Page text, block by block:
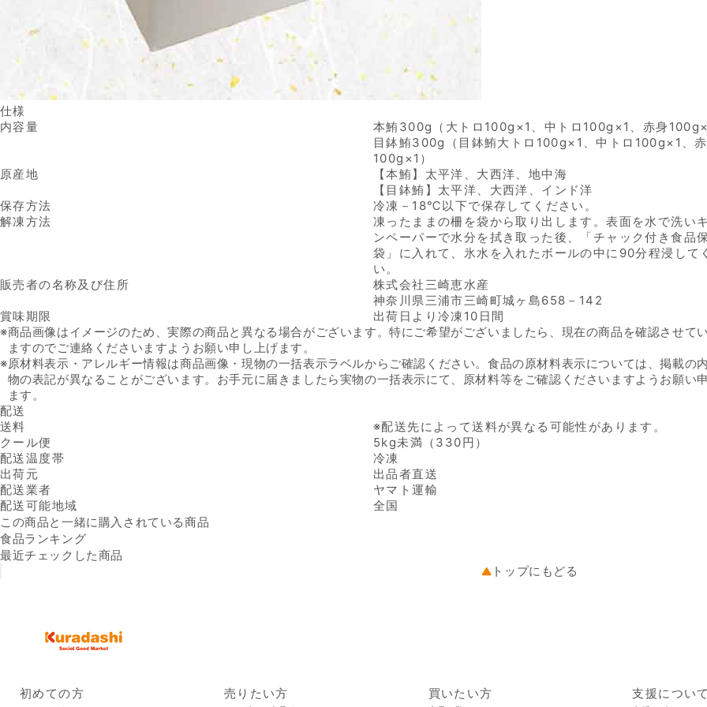
仕様
内容量
本鮪300g（大トロ100g×1、中トロ100g×1、赤身
目鉢鮪300g（目鉢鮪大トロ100g×1、中トロ100g×1、
100g×1）
原産地
【本鮪】太平洋、大西洋、地中海
【目鉢鮪】太平洋、大西洋、インド洋
保存方法
冷凍－18℃以下で保存してください。
解凍方法
凍ったままの柵を袋から取り出します。表面を水で洗い
ンペーパーで水分を拭き取った後、「チャック付き食品
袋」に入れて、氷水を入れたボールの中に90分程浸して
い。
販売者の名称及び住所
株式会社三崎恵水産
神奈川県三浦市三崎町城ヶ島658－142
賞味期限
出荷日より冷凍10日間
※商品画像はイメージのため、実際の商品と異なる場合がございます。特にご希望がございましたら、現在の商品を確認させて
ますのでご連絡くださいますようお願い申し上げます。
※原材料表示・アレルギー情報は商品画像・現物の一括表示ラベルからご確認ください。食品の原材料表示については、掲載の
物の表記が異なることがございます。お手元に届きましたら実物の一括表示にて、原材料等をご確認くださいますようお願い
ます。
配送
送料
※配送先によって送料が異なる可能性があります。
クール便
5kg未満（330円）
配送温度帯
冷凍
出荷元
出品者直送
配送業者
ヤマト運輸
配送可能地域
全国
この商品と一緒に購入されている商品
食品ランキング
最近チェックした商品
トップにもどる
初めての方 売りたい方 買いたい方 支援につい